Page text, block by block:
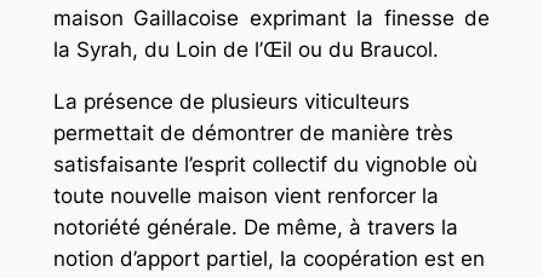
maison Gaillacoise exprimant la finesse de
la Syrah, du Loin de l’Œil ou du Braucol.
La présence de plusieurs viticulteurs
permettait de démontrer de manière très
satisfaisante l’esprit collectif du vignoble où
toute nouvelle maison vient renforcer la
notoriété générale. De même, à travers la
notion d’apport partiel, la coopération est en